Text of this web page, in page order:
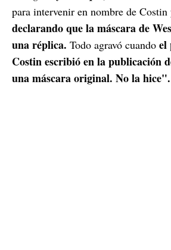
para intervenir en nombre de
declarando que la máscara de
una réplica. Todo agravó cuando el
Costin escribió en la publicación
una máscara original. No la hice".